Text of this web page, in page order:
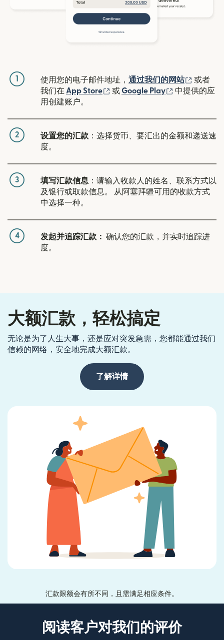
1 使用您的电子邮件地址， 通过我们的网站 （在新
或者
我们在 App Store （在新窗口中打开）
或Google Play （在新窗口中
中提供的应
用创建账户。
2 设置您的汇款 ：选择货币、要汇出的金额和递送速
度。
3 填写汇款信息 ：请输入收款人的姓名、联系方式以
及银行或取款信息。 从阿塞拜疆可用的收款方式
中选择一种。
4 发起并追踪汇款： 确认您的汇款，并实时追踪进
度。
大额汇款，轻松搞定
无论是为了人生大事，还是应对突发急需，您都能通过我们
信赖的网络，安全地完成大额汇款。
了解详情
汇款限额会有所不同，且需满足相应条件。
阅读客户对我们的评价